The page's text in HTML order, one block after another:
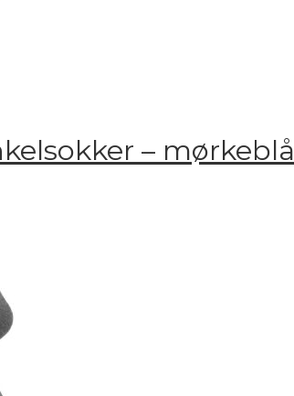
– mørkeblå